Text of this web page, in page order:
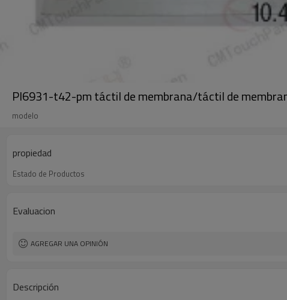
Pl6931-t42-pm táctil de membrana/táctil de
modelo
propiedad
Estado de Productos
Evaluacion
AGREGAR UNA OPINIÓN
Descripción